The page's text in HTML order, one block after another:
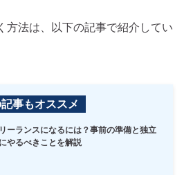
方法は、以下の記事で紹介してい
事もオススメ
ーランスになるには？事前の準備と独立
やるべきことを解説